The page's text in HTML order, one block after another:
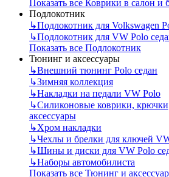
Показать все Коврики в салон и
Подлокотник
↳Подлокотник для Volkswagen
↳Подлокотник для VW Polo
Показать все Подлокотник
Тюнинг и аксессуары
↳Внешний тюнинг Polo седан
↳Зимняя коллекция
↳Накладки на педали VW Polo
↳Силиконовые коврики,
аксессуары
↳Хром накладки
↳Чехлы и брелки для ключей
↳Шины и диски для VW Polo
↳Наборы автомобилиста
Показать все Тюнинг и